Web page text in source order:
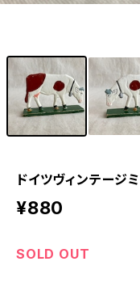
ドイツヴィンテージ
¥880
SOLD OUT